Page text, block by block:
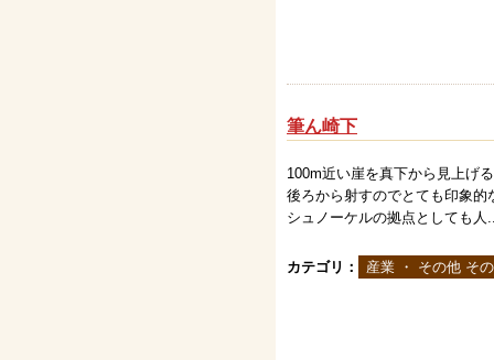
筆ん崎下
100m近い崖を真下から見上げ
後ろから射すのでとても印象
シュノーケルの拠点としても人
カテゴリ： 産業 ・ その他 そ